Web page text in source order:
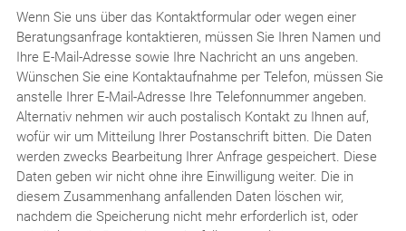
Wenn Sie uns über das Kontaktformular oder wegen einer
Beratungsanfrage kontaktieren, müssen Sie Ihren Namen und
Ihre E-Mail-Adresse sowie Ihre Nachricht an uns angeben.
Wünschen Sie eine Kontaktaufnahme per Telefon, müssen Sie
anstelle Ihrer E-Mail-Adresse Ihre Telefonnummer angeben.
Alternativ nehmen wir auch postalisch Kontakt zu Ihnen auf,
wofür wir um Mitteilung Ihrer Postanschrift bitten. Die Daten
werden zwecks Bearbeitung Ihrer Anfrage gespeichert. Diese
Daten geben wir nicht ohne ihre Einwilligung weiter. Die in
diesem Zusammenhang anfallenden Daten löschen wir,
nachdem die Speicherung nicht mehr erforderlich ist, oder